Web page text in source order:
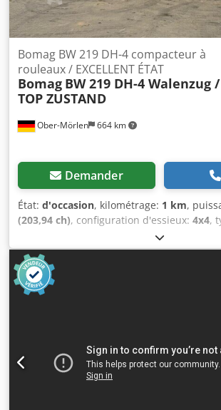
Ober-Mörlen 664 km
Bomag BW 219 DH-4 compacteur à
rouleaux / EXCELLENT ÉTAT
Bomag BW 219 DH-4 Walenzug /
TOP ZUSTAND
Demander
État: d'occasion, kilométrage: 1 km,
(203,94 ch), configuration d'essieux: 4x4,
, Année de construction:
19 200 kg Charge utile : 1 730 kg
PTAC : 20 930 kg Pour plus
contacter Emal Jaweed. Rouleau
219 DH-4, année de construction : 2013,
TCD 2012 L06, puissance du moteur : 150
régime nominal : 2 200 tr/min, taille des
R24 10.9, vitesse maximale : 13 km/h,